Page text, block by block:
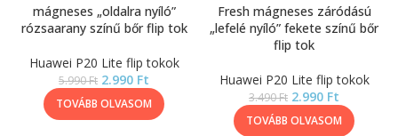
mágneses „oldalra nyíló”
rózsaarany színű bőr flip tok
Huawei P20 Lite flip tokok
5.990Ft 2.990 Ft
TOVÁBB OLVASOM
Fresh mágneses záródású
„lefelé nyíló” fekete színű bőr
flip tok
Huawei P20 Lite flip tokok
3.490Ft 2.990 Ft
TOVÁBB OLVASOM